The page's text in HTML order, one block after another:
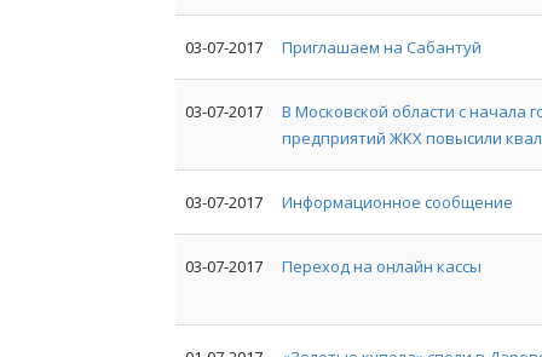
03-07-2017 Приглашаем на Сабантуй
03-07-2017
В Московской области с начала
предприятий ЖКХ повысили
03-07-2017 Информационное сообщение
03-07-2017 Переход на онлайн кассы